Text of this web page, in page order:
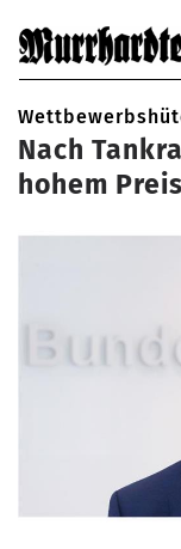
Nach
hohem